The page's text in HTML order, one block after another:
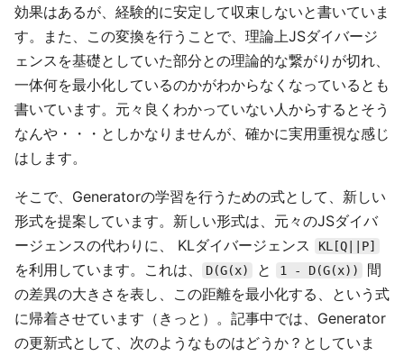
効果はあるが、経験的に安定して収束しないと書いていま
す。また、この変換を行うことで、理論上JSダイバージ
ェンスを基礎としていた部分との理論的な繋がりが切れ、
一体何を最小化しているのかがわからなくなっているとも
書いています。元々良くわかっていない人からするとそう
なんや・・・としかなりませんが、確かに実用重視な感じ
はします。
そこで、Generatorの学習を行うための式として、新しい
形式を提案しています。新しい形式は、元々のJSダイバ
ージェンスの代わりに、 KLダイバージェンス
KL[Q||P]
を利用しています。これは、 D(G(x) と 1 - D(G(x))
間
の差異の大きさを表し、この距離を最小化する、という式
に帰着させています（きっと）。記事中では、Generator
の更新式として、次のようなものはどうか？としていま